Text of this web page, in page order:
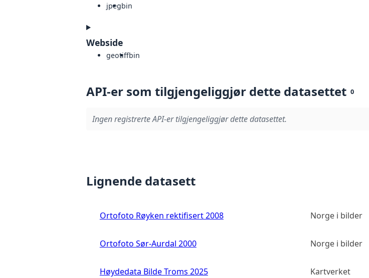
jpegbin
Webside
geotiffbin
API-er som tilgjengeliggjør dette datasettet 0
Ingen registrerte API-er tilgjengeliggjør dette datasettet.
Lignende datasett
Ortofoto Røyken rektifisert 2008 Norge i bilder
Ortofoto Sør-Aurdal 2000 Norge i bilder
Høydedata Bilde Troms 2025 Kartverket